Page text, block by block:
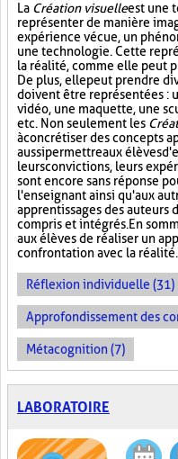
La Création visuelleest une
représenter de manière
expérience vécue, un
une technologie. Cette
la réalité, comme elle peut
De plus, elle peut prendre
doivent être représentées :
vidéo, une maquette, une
etc. Non seulement les
à concrétiser des concepts
aussi permettre aux élèves
leurs convictions, leurs
sont encore sans réponse
l'enseignant ainsi qu'aux
apprentissages des auteurs
compris et intégrés. En
aux élèves de réaliser un
confrontation avec la réalité.
Réflexion individuelle (31)
Approfondissement des
Métacognition (7)
LABORATOIRE